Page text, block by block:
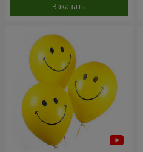
Заказать